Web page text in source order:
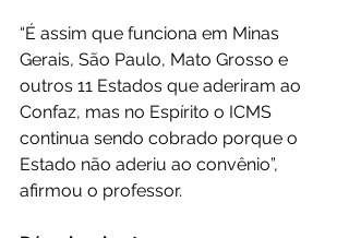
“É assim que funciona em Minas
Gerais, São Paulo, Mato Grosso e
outros 11 Estados que aderiram ao
Confaz, mas no Espírito o ICMS
continua sendo cobrado porque o
Estado não aderiu ao convênio”,
afirmou o professor.